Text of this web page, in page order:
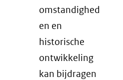
omstandighed
en en
historische
ontwikkeling
kan bijdragen